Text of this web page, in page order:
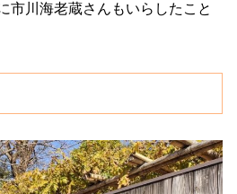
市川海老蔵さんもいらしたこと